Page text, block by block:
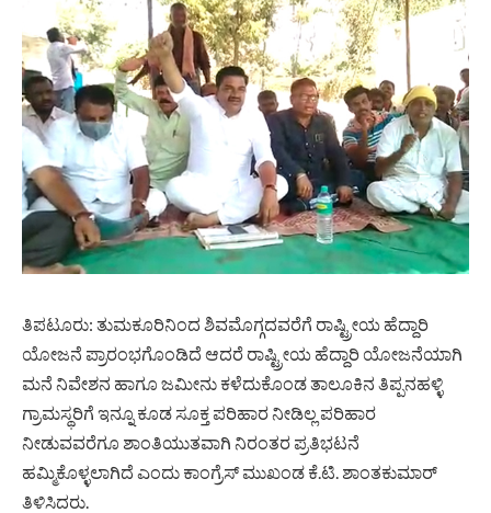
ತಿಪಟೂರು: ತುಮಕೂರಿನಿಂದ ಶಿವಮೊಗ್ಗದವರೆಗೆ ರಾಷ್ಟ್ರೀಯ ಹೆದ್ದಾರಿ
ಯೋಜನೆ ಪ್ರಾರಂಭಗೊಂಡಿದೆ ಆದರೆ ರಾಷ್ಟ್ರೀಯ ಹೆದ್ದಾರಿ ಯೋಜನೆಯಾಗಿ
ಮನೆ ನಿವೇಶನ ಹಾಗೂ ಜಮೀನು ಕಳೆದುಕೊಂಡ ತಾಲೂಕಿನ ತಿಪ್ಪನಹಳ್ಳಿ
ಗ್ರಾಮಸ್ಥರಿಗೆ ಇನ್ನೂ ಕೂಡ ಸೂಕ್ತ ಪರಿಹಾರ ನೀಡಿಲ್ಲ ಪರಿಹಾರ
ನೀಡುವವರೆಗೂ ಶಾಂತಿಯುತವಾಗಿ ನಿರಂತರ ಪ್ರತಿಭಟನೆ
ಹಮ್ಮಿಕೊಳ್ಳಲಾಗಿದೆ ಎಂದು ಕಾಂಗ್ರೆಸ್ ಮುಖಂಡ ಕೆ.ಟಿ. ಶಾಂತಕುಮಾರ್
ತಿಳಿಸಿದರು.